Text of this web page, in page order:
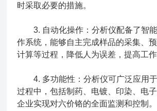
时采取必要的措施。
3. 自动化操作：分析仪配备了智能
作系统，能够自主完成样品的采集、
计算等过程，降低人为误差，提高工作
4. 多功能性：分析仪可广泛应用于
过程中，包括制药、电镀、印染、电
企业实现对六价铬的全面监测和控制。